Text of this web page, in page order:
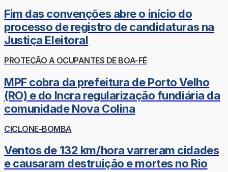
Fim das convenções abre o início do
processo de registro de candidaturas na
Justiça Eleitoral
PROTEÇÃO A OCUPANTES DE BOA-FÉ
MPF cobra da prefeitura de Porto Velho
(RO) e do Incra regularização fundiária da
comunidade Nova Colina
CICLONE-BOMBA
Ventos de 132 km/hora varreram cidades
e causaram destruição e mortes no Rio